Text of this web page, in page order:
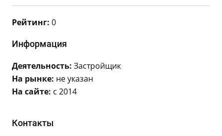
Рейтинг: 0
Информация
Деятельность: Застройщик
На рынке: не указан
На сайте: с 2014
Контакты